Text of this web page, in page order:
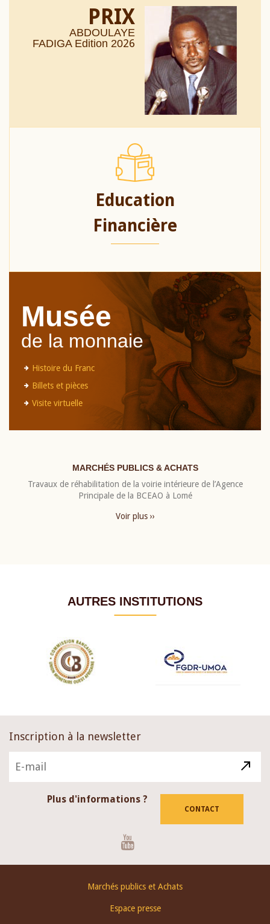
PRIX
ABDOULAYE
FADIGA Edition 2026
Education
Financière
Musée
de la monnaie
Histoire du Franc
Billets et pièces
Visite virtuelle
MARCHÉS PUBLICS & ACHATS
Travaux de réhabilitation de la voirie intérieure de l’Agence
Principale de la BCEAO à Lomé
Voir plus ››
AUTRES INSTITUTIONS
Inscription à la newsletter
Plus d'informations ?
CONTACT
Marchés publics et Achats
Espace presse